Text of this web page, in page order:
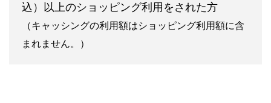
込）以上のショッピング利用をされた方
（キャッシングの利用額はショッピング利用額に含
まれません。）